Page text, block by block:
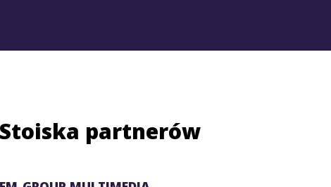
Stoiska partnerów